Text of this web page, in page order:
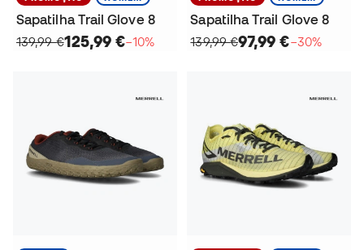
Sapatilha Trail Glove 8
139,99 €125,99 €−10%
Sapatilha Trail Glove 8
139,99 €97,99 €−30%